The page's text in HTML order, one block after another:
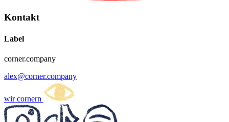
Kontakt
Label
corner.company
alex@corner.company
wir cornern